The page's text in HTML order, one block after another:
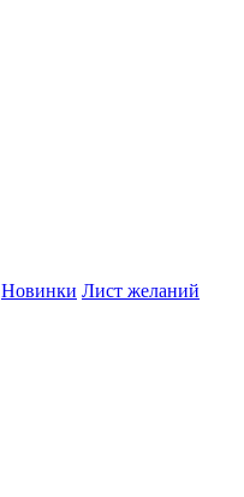
Новинки Лист желаний